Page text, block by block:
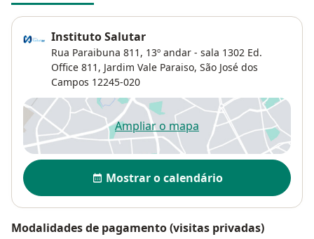
Instituto Salutar
Rua Paraibuna 811, 13º andar - sala 1302 Ed.
Office 811, Jardim Vale Paraiso, São José dos
Campos 12245-020
Ampliar o mapaabre num novo separador
Disponibilidade
Mostrar o calendário
Modalidades de pagamento (visitas privadas)